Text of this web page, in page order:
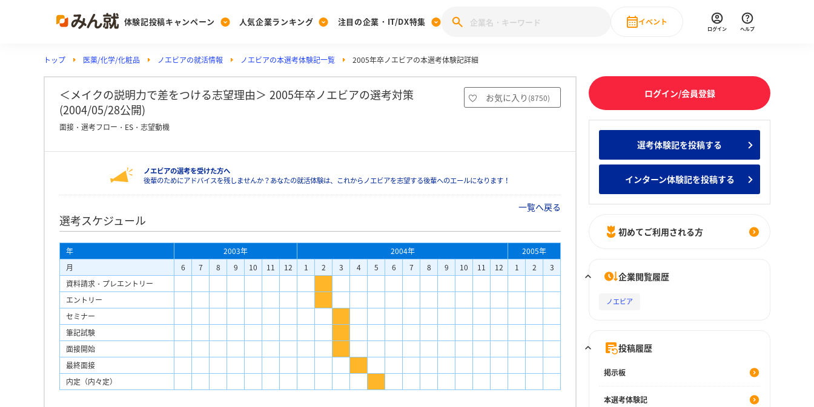
体験記投稿キャンペーン
Post
投稿する
[27卒] 本選考体験記投稿キャンペーン
人気企業ランキング
Ranking
ランキングを見る
みんなのDX企業就職ブランド調査
みんなの新卒就職人気企業ランキング みんなのインターン人気企業ランキ
注目の企業・IT/DX特集
PickUp
注目の企業特集
28卒 IT・DX現場社員インタビュー
動画で知ろう！業界・企業研究
イベント
直近のイベント一覧
ログイン ヘルプ
トップ 医薬/化学/化粧品 ノエビアの就活情報 ノエビアの本選考体験記一覧 2005年卒ノエビアの本選考体験記詳細
＜メイクの説明力で差をつける志望理由＞ 2005年卒ノエビアの選考対策
(2004/05/28公開)
お気に入り (8750)
面接・選考フロー・ES・志望動機
ノエビアの選考を受けた方へ
後輩のためにアドバイスを残しませんか？あなたの就活体験は、これからノエビアを志望する後輩へのエールになります！
一覧へ戻る
選考スケジュール
年 2003年 2004年
2005年
月
6 7 8 9 10 11 12 1 2 3 4 5 6 7 8 9 10 11 12 1 2
3
資料請求・プレエントリー
エントリー
セミナー
筆記試験
面接開始
最終面接
内定（内々定）
ログイン/会員登録
選考体験記を投稿する
インターン体験記を投稿する
初めてご利用される方
企業閲覧履歴
ノエビア
投稿履歴
掲示板
本選考体験記